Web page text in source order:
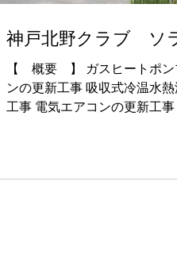
神戸北野クラブ ソ
【 概要 】 ガスヒートポン
ンの更新工事 吸収式冷温水熱
工事 電気エアコンの更新工事 ●所在
ヒーポン